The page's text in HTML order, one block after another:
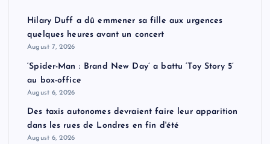
Hilary Duff a dû emmener sa fille aux urgences
quelques heures avant un concert
August 7, 2026
‘Spider-Man : Brand New Day’ a battu ‘Toy Story 5’
au box-office
August 6, 2026
Des taxis autonomes devraient faire leur apparition
dans les rues de Londres en fin d'été
August 6, 2026